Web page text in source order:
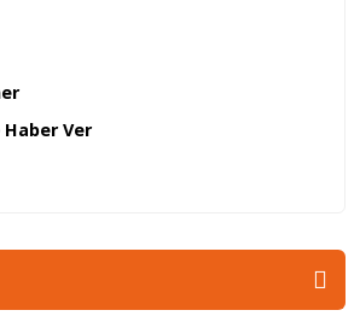
Haber Ver